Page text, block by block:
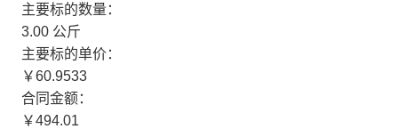
主要标的数量：
3.00 公斤
主要标的单价：
￥60.9533
合同金额：
￥494.01